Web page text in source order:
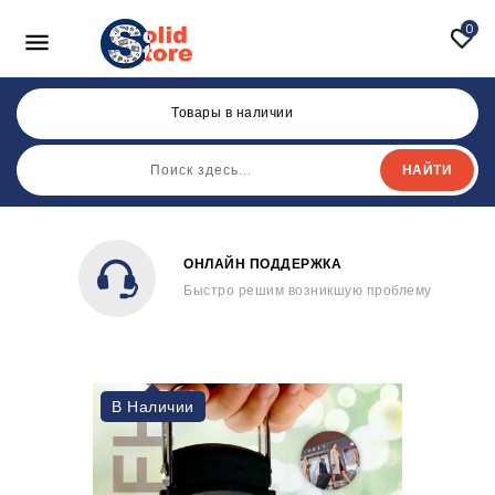
 0
Товары в наличии
НАЙТИ
ОНЛАЙН ПОДДЕРЖКА
Быстро решим возникшую проблему
В Наличии